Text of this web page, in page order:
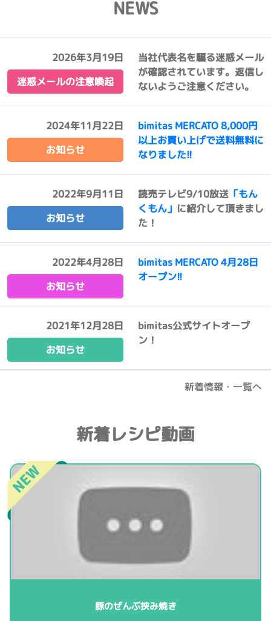
NEWS
2026年3月19日
迷惑メールの注意喚起
当社代表名を騙る迷惑メール
が確認されています。返信し
ないようご注意ください。
2024年11月22日
お知らせ
bimitas MERCATO 8,000円
以上お買い上げで送料無料に
なりました!!
2022年9月11日
お知らせ
読売テレビ9/10放送 「もん
くもん」 に紹介して頂きまし
た！
2022年4月28日
お知らせ
bimitas MERCATO 4月28日
オープン!!
2021年12月28日
お知らせ
bimitas公式サイトオープ
ン！
新着情報・一覧へ
新着レシピ動画
豚のぜんぶ挟み焼き